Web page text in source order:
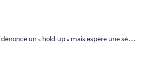
Révision de la Pac à mi-parcours : la FNAB dénonce un « hold-up » mais espère une séance de rattrapage